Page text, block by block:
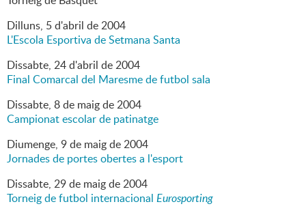
Dilluns, 5d'abril de2004
L'Escola Esportiva de Setmana Santa
Dissabte, 24d'abril de2004
Final Comarcal del Maresme de futbol sala
Dissabte, 8de maigde2004
Campionat escolar de patinatge
Diumenge, 9de maigde2004
Jornades de portes obertes a l'esport
Dissabte, 29de maigde2004
Torneig de futbol internacional Eurosporting